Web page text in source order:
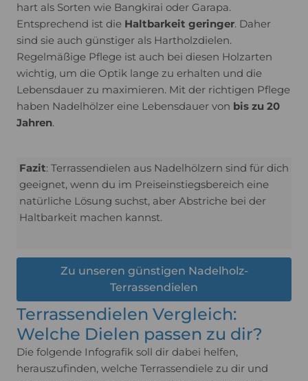
hart als Sorten wie Bangkirai oder Garapa.
Entsprechend ist die Haltbarkeit geringer. Daher
sind sie auch günstiger als Hartholzdielen.
Regelmäßige Pflege ist auch bei diesen Holzarten
wichtig, um die Optik lange zu erhalten und die
Lebensdauer zu maximieren. Mit der richtigen Pflege
haben Nadelhölzer eine Lebensdauer von bis zu 20
Jahren.
Fazit: Terrassendielen aus Nadelhölzern sind für dich
geeignet, wenn du im Preiseinstiegsbereich eine
natürliche Lösung suchst, aber Abstriche bei der
Haltbarkeit machen kannst.
Zu unseren günstigen Nadelholz-
Terrassendielen
Terrassendielen Vergleich:
Welche Dielen passen zu dir?
Die folgende Infografik soll dir dabei helfen,
herauszufinden, welche Terrassendiele zu dir und